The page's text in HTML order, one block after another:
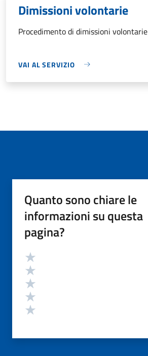
Dimissioni volontarie
Procedimento di dimissioni volontarie
VAI AL SERVIZIO
Quanto sono chiare le
informazioni su questa
pagina?
Valutazione